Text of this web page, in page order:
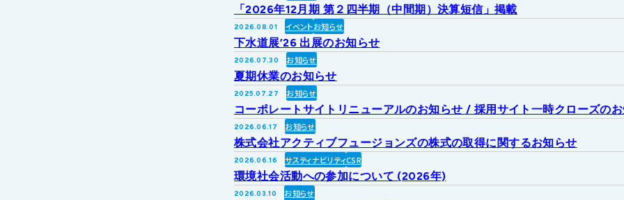
「2026年12月期 第２四半期（中間期）決算短信」掲載
2026.08.01 イベントお知らせ
下水道展’26 出展のお知らせ
2026.07.30 お知らせ
夏期休業のお知らせ
2025.07.27 お知らせ
コーポレートサイトリニューアルのお知らせ / 採用サイト一時クローズの
2026.06.17 お知らせ
株式会社アクティブフュージョンズの株式の取得に関するお知らせ
2026.06.16 サスティナビリティCSR
環境社会活動への参加について (2026年)
2026.03.10 お知らせ